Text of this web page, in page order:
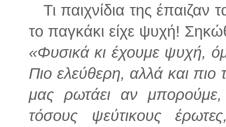
Τι παιχνίδια της έπαιζαν
το παγκάκι είχε ψυχή!
«Φυσικά κι έχουμε ψυχή,
Πιο ελεύθερη, αλλά και
μας ρωτάει αν
τόσους ψεύτικους